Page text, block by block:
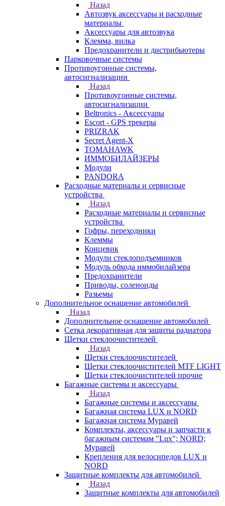
Назад
Автозвук аксессуары и расходные
материалы
Аксессуары для автозвука
Клемма, вилка
Предохранители и дистрибьютеры
Парковочные системы
Противоугонные системы,
автосигнализации
Назад
Противоугонные системы,
автосигнализации
Beltronics - Аксессуары
Escort - GPS трекеры
PRIZRAK
Secret Agent-X
TOMAHAWK
ИММОБИЛАЙЗЕРЫ
Модули
PANDORA
Расходные материалы и сервисные
устройства
Назад
Расходные материалы и сервисные
устройства
Гофры, переходники
Клеммы
Концевик
Модули стеклоподъемников
Модуль обхода иммобилайзера
Предохранители
Приводы, соленоиды
Разьемы
Дополнительное оснащение автомобилей
Назад
Дополнительное оснащение автомобилей
Сетка декоративная для защиты радиатора
Щетки стеклоочистителей
Назад
Щетки стеклоочистителей
Щетки стеклоочистителей MTF LIGHT
Щетки стеклоочистителей прочие
Багажные системы и аксессуары
Назад
Багажные системы и аксессуары
Багажная система LUX и NORD
Багажная система Муравей
Комплекты, аксессуары и запчасти к
багажным системам "Lux"; NORD;
Муравей
Крепления для велосипедов LUX и
NORD
Защитные комплекты для автомобилей
Назад
Защитные комплекты для автомобилей